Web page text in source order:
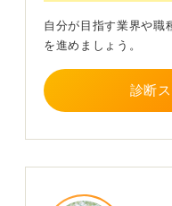
また現時点で数字に対
アピールすることも非
経理の実務経験がな
きます。
加えて、営業経験で培
自分が目指す業界や職
を進めましょう。
診断